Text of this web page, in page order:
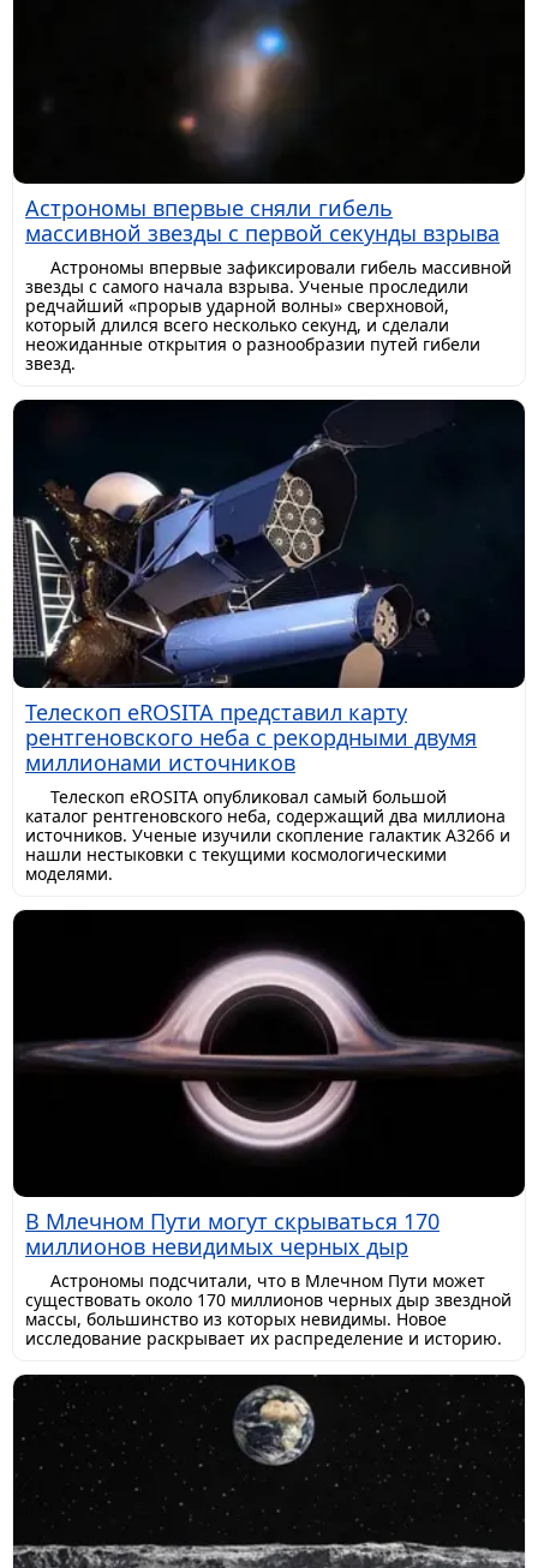
Астрономы впервые сняли гибель
массивной звезды с первой секунды взрыва
Астрономы впервые зафиксировали гибель массивной
звезды с самого начала взрыва. Ученые проследили
редчайший «прорыв ударной волны» сверхновой,
который длился всего несколько секунд, и сделали
неожиданные открытия о разнообразии путей гибели
звезд.
Телескоп eROSITA представил карту
рентгеновского неба с рекордными двумя
миллионами источников
Телескоп eROSITA опубликовал самый большой
каталог рентгеновского неба, содержащий два миллиона
источников. Ученые изучили скопление галактик A3266 и
нашли нестыковки с текущими космологическими
моделями.
В Млечном Пути могут скрываться 170
миллионов невидимых черных дыр
Астрономы подсчитали, что в Млечном Пути может
существовать около 170 миллионов черных дыр звездной
массы, большинство из которых невидимы. Новое
исследование раскрывает их распределение и историю.